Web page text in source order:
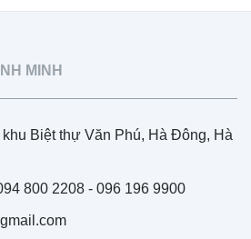
MINH
Biệt thự Văn Phú, Hà Đông, Hà
800 2208 - 096 196 9900